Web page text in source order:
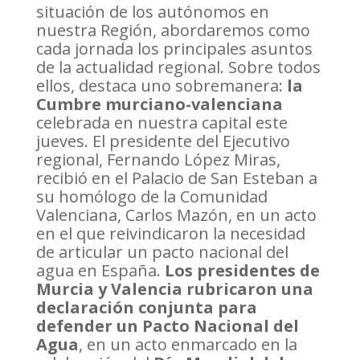
situación de los autónomos en
nuestra Región, abordaremos como
cada jornada los principales asuntos
de la actualidad regional. Sobre todos
ellos, destaca uno sobremanera: la
Cumbre murciano-valenciana
celebrada en nuestra capital este
jueves. El presidente del Ejecutivo
regional, Fernando López Miras,
recibió en el Palacio de San Esteban a
su homólogo de la Comunidad
Valenciana, Carlos Mazón, en un acto
en el que reivindicaron la necesidad
de articular un pacto nacional del
agua en España. Los presidentes de
Murcia y Valencia rubricaron una
declaración conjunta para
defender un Pacto Nacional del
Agua, en un acto enmarcado en la